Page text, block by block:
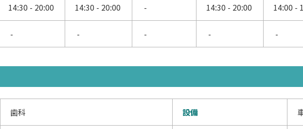
14:30 - 20:00 14:30 - 20:00 - 14:30 - 20:00 14:00 -
- - - - -
歯科 設備